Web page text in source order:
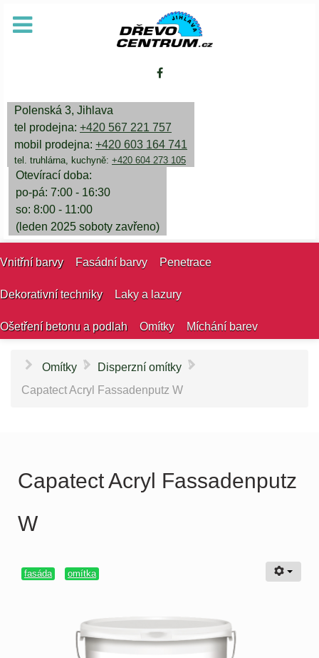
Polenská 3, Jihlava
tel prodejna: +420 567 221 757
mobil prodejna: +420 603 164 741
tel. truhlárna, kuchyně: +420 604 273 105
Otevírací doba:
po-pá: 7:00 - 16:30
so: 8:00 - 11:00
(leden 2025 soboty zavřeno)
Vnitřní barvy Fasádní barvy Penetrace
Dekorativní techniky Laky a lazury
Ošetření betonu a podlah Omítky Míchání barev
Omítky \ Disperzní omítky \
Capatect Acryl Fassadenputz W
Capatect Acryl Fassadenputz
W
fasáda omítka